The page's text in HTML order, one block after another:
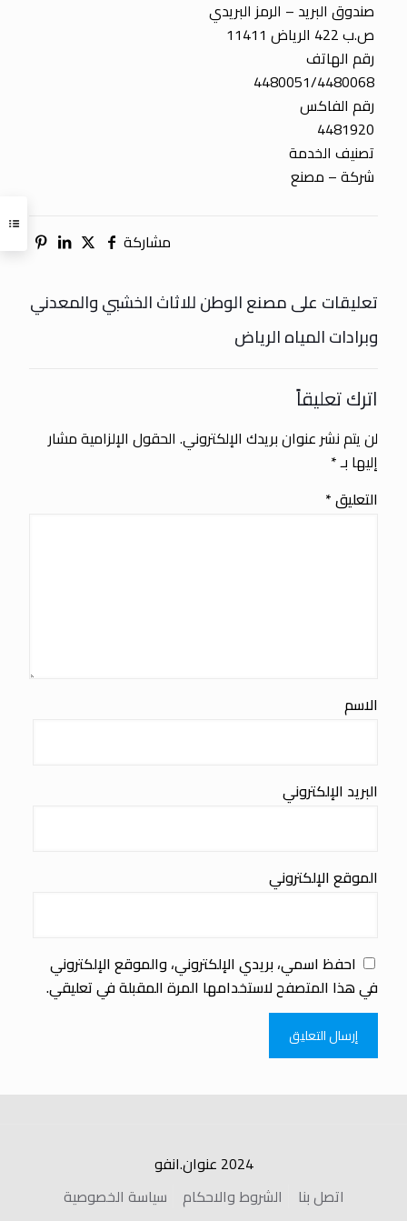
صندوق البريد – الرمز البريدي
ص.ب 422 الرياض 11411
رقم الهاتف
4480051/4480068
رقم الفاكس
4481920
تصنيف الخدمة
شركة – مصنع
مشاركة
تعليقات على مصنع الوطن للاثاث الخشبي والمعدني
وبرادات المياه الرياض
اترك تعليقاً
لن يتم نشر عنوان بريدك الإلكتروني. الحقول الإلزامية مشار
إليها بـ*
التعليق*
الاسم
البريد الإلكتروني
الموقع الإلكتروني
احفظ اسمي، بريدي الإلكتروني، والموقع الإلكتروني
في هذا المتصفح لاستخدامها المرة المقبلة في تعليقي.
2024 عنوان.انفو
اتصل بنا
الشروط والاحكام سياسة الخصوصية